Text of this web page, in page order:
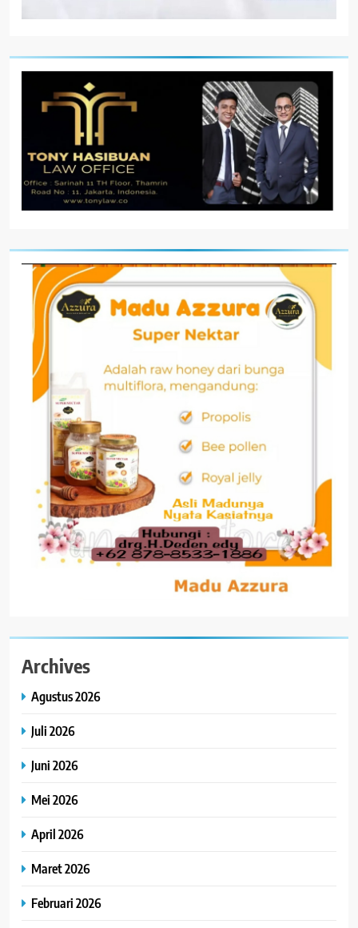
Archives
Agustus 2026
Juli 2026
Juni 2026
Mei 2026
April 2026
Maret 2026
Februari 2026